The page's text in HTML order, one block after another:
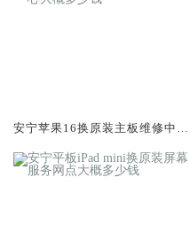
安宁苹果16换原装主板维修中心